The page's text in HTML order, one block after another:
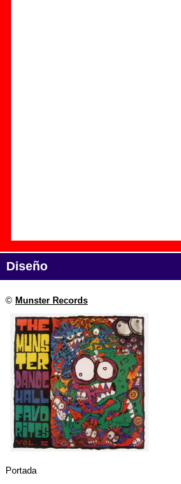
Diseño
© Munster Records
Portada